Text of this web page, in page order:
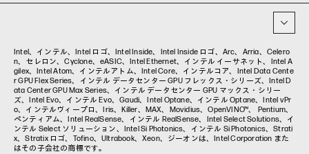
Intel、インテル、Intel ロゴ、Intel Inside、Intel Inside ロゴ、Arc、Arria、Celero
n、セレロン、Cyclone、eASIC、Intel Ethernet、インテル イーサネット、Intel A
gilex、Intel Atom、インテルアトム、Intel Core、インテルコア、Intel Data Cente
r GPU Flex Series、インテル データセンター GPU フレックス・シリーズ、Intel D
ata Center GPU Max Series、インテル データセンター GPU マックス・シリー
ズ、Intel Evo、インテル Evo、Gaudi、Intel Optane、インテル Optane、Intel vPr
o、インテルヴィープロ、Iris、Killer、MAX、Movidius、OpenVINO™、 Pentium、
ペンティアム、Intel RealSense、インテル RealSense、Intel Select Solutions、イ
ンテル Select ソリューション、Intel Si Photonics、インテル Si Photonics、Strati
x、Stratix ロゴ、Tofino、Ultrabook、Xeon、ジーオンは、Intel Corporation また
はその子会社の商標です。